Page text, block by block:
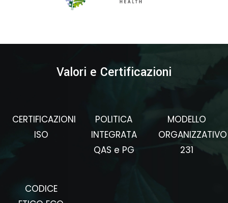
Valori e Certificazioni
CERTIFICAZIONI
ISO
POLITICA
INTEGRATA
QAS e PG
MODELLO
ORGANIZZATIVO
231
CODICE